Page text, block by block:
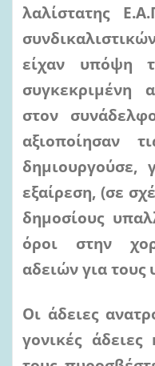
λαλίστατης
είχαν υπόψη
συγκεκριμένη
στον
αξιοποίησαν
δημιουργούσε,
εξαίρεση, (σε
δημοσίους
όροι στην
αδειών για
Οι άδειες
γονικές άδειες